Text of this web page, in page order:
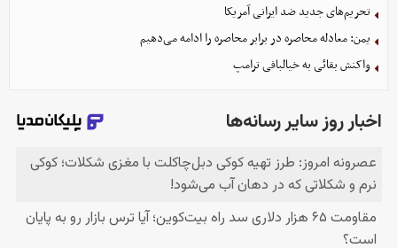
تحریم‌های جدید ضد ایرانی آمریکا
یمن: معادله محاصره در برابر محاصره را ادامه می‌دهیم
واکنش بقائی به خیالبافی ترامپ